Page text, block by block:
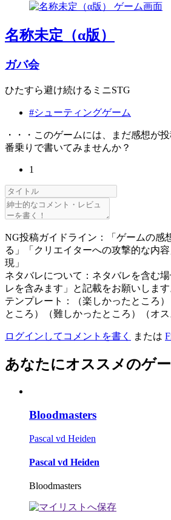
名称未定（α版）
ガバ会
ひたすら避け続けるミニSTG
#シューティングゲーム
・・・このゲームには、まだ感想が
番乗りで書いてみませんか？
1
NG投稿ガイドライン：「ゲームの感
る」「クリエイターへの攻撃的な内
現」
ネタバレについて：ネタバレを含む
レを含みます」と記載をお願いします
テンプレート：（楽しかったところ
ところ）（難しかったところ）（オス
ログインしてコメントを書く または
あなたにオススメのゲ
Bloodmasters
Pascal vd Heiden
Pascal vd Heiden
Bloodmasters